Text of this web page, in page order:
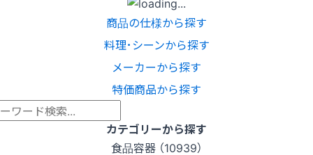
商品の仕様から探す
料理･シーンから探す
メーカーから探す
特価商品から探す
カテゴリーから探す
食品容器 （10939）